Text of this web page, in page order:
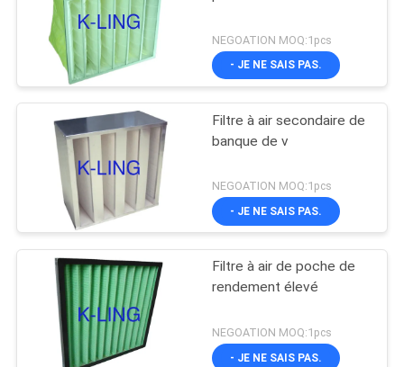
NEGOATION MOQ:1pcs
- JE NE SAIS PAS.
Filtre à air secondaire de
banque de v
NEGOATION MOQ:1pcs
- JE NE SAIS PAS.
Filtre à air de poche de
rendement élevé
NEGOATION MOQ:1pcs
- JE NE SAIS PAS.